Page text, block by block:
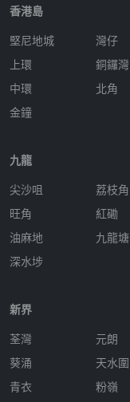
香港島
堅尼地城
上環
中環
金鐘
灣仔
銅鑼灣
北角
九龍
尖沙咀
旺角
油麻地
深水埗
荔枝角
紅磡
九龍塘
新界
荃灣
葵涌
青衣
元朗
天水圍
粉嶺